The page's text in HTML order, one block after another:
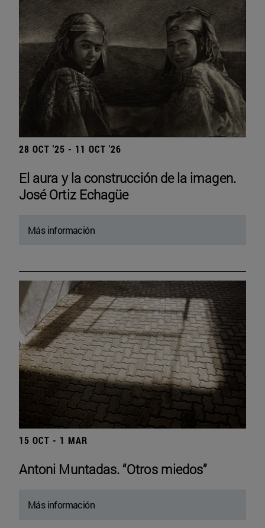
28 OCT '25 - 11 OCT '26
El aura y la construcción de la imagen.
José Ortiz Echagüe
Más información
15 OCT - 1 MAR
Antoni Muntadas. “Otros miedos”
Más información